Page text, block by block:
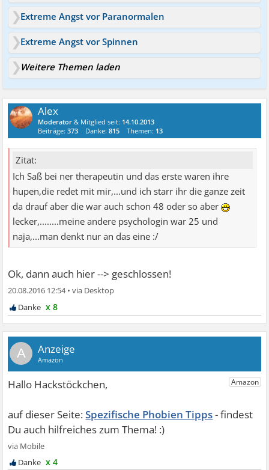
Extreme Angst vor Paranormalen
Extreme Angst vor Spinnen
Weitere Themen laden
Alex
Moderator & Mitglied seit: 14.10.2013
Beiträge:373 Danke:815 Themen: 13
Zitat:
Ich Saß bei ner therapeutin und das erste waren ihre
hupen,die redet mit mir,...und ich starr ihr die ganze zeit
da drauf aber die war auch schon 48 oder so aber
lecker,........meine andere psychologin war 25 und
naja,...man denkt nur an das eine :/
Ok, dann auch hier --> geschlossen!
20.08.2016 12:54•
x 8
A
Spezifische Phobien Tipps
x 4